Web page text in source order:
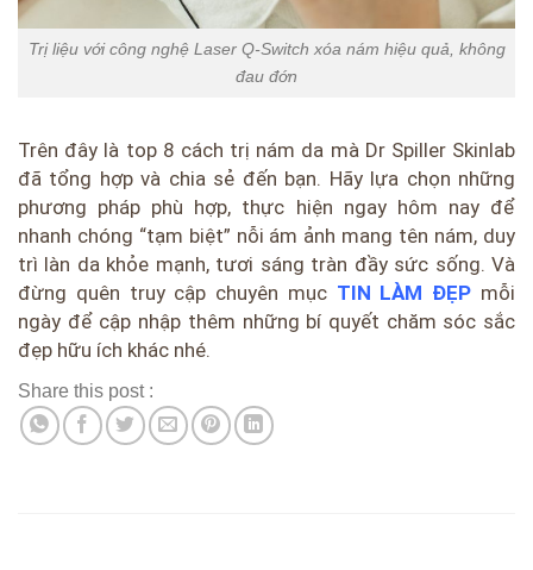
Trị liệu với công nghệ Laser Q-Switch xóa nám hiệu quả, không
đau đớn
Trên đây là top 8 cách trị nám da mà Dr Spiller Skinlab
đã tổng hợp và chia sẻ đến bạn. Hãy lựa chọn những
phương pháp phù hợp, thực hiện ngay hôm nay để
nhanh chóng “tạm biệt” nỗi ám ảnh mang tên nám, duy
trì làn da khỏe mạnh, tươi sáng tràn đầy sức sống. Và
đừng quên truy cập chuyên mục TIN LÀM ĐẸP mỗi
ngày để cập nhập thêm những bí quyết chăm sóc sắc
đẹp hữu ích khác nhé.
Share this post :